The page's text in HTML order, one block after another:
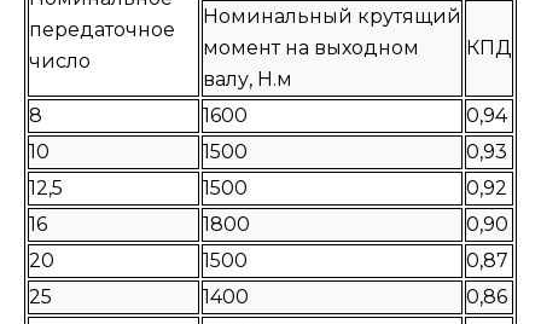
передаточное
число
Номинальный крутящий
момент на выходном
валу, Н.м
КПД
8 1600
0,94
10
1500
0,93
12,5
1500
0,92
16
1800
0,90
20
1500
0,87
25
1400
0,86